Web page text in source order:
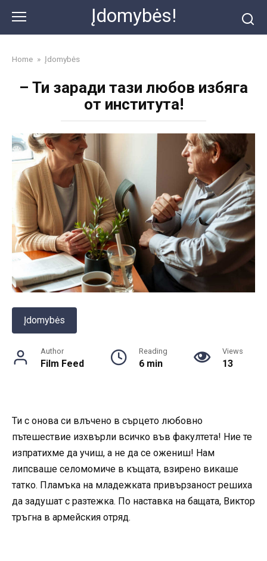
content
Įdomybės!
Home » Įdomybės
– Ти заради тази любов избяга
от института!
Įdomybės
Author
Film Feed
Reading
6 min
Views
13
Ти с онова си влъчено в сърцето любовно
пътешествие изхвърли всичко във факултета! Ние те
изпратихме да учиш, а не да се ожениш! Нам
липсваше селомомиче в къщата, взирено викаше
татко. Пламъка на младежката привързаност решиха
да задушат с разтежка. По наставка на бащата, Виктор
тръгна в армейския отряд.